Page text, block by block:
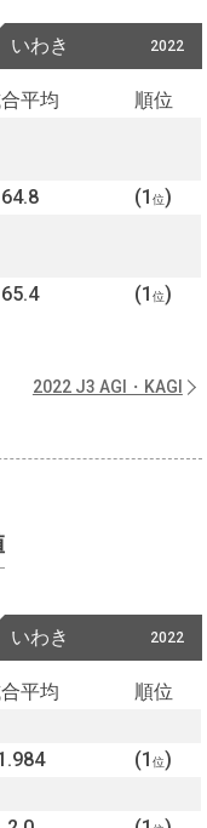
2022
いわき
平均
順位
64.8 (1位)
65.4 (1位)
2022 J3 AGI・KAGI
2022
いわき
平均
順位
(1位)